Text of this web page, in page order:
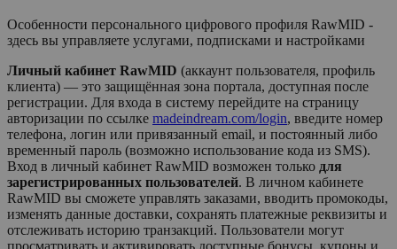
Особенности персонального цифрового профиля RawMID -
здесь вы управляете услугами, подписками и настройками
Личный кабинет RawMID (аккаунт пользователя, профиль
клиента) — это защищённая зона портала, доступная после
регистрации. Для входа в систему перейдите на страницу
авторизации по ссылке madeindream.com/login, введите номер
телефона, логин или привязанный email, и постоянный либо
временный пароль (возможно использование кода из SMS).
Вход в личный кабинет RawMID возможен только для
зарегистрированных пользователей. В личном кабинете
RawMID вы сможете управлять заказами, вводить промокоды,
изменять данные доставки, сохранять платежные реквизиты и
отслеживать историю транзакций. Пользователи могут